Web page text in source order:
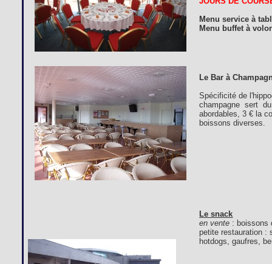
Menu service à
Menu buffet à
Le Bar à
Spécificité de
champagne sert
abordables, 3 € la
boissons diverses.
Le snack
en vente : boissons
petite restauration :
hotdogs, gaufres,